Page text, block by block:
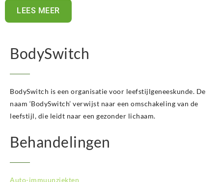
LEES MEER
BodySwitch
BodySwitch is een organisatie voor leefstijlgeneeskunde. De
naam ‘BodySwitch’ verwijst naar een omschakeling van de
leefstijl, die leidt naar een gezonder lichaam.
Behandelingen
Auto-immuunziekten